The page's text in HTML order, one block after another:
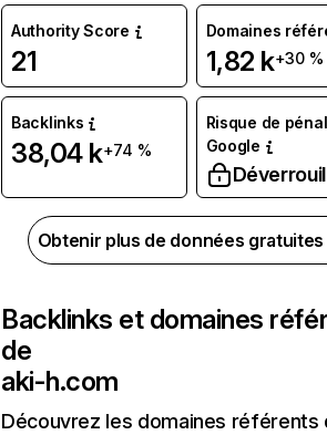
Authority Score
21
Domaines
1,82 k+30 %
Backlinks
38,04 k+74 %
Risque de
Google
Obtenir plus de données
Backlinks et domaines
de
aki-h.com
Découvrez les domaines référents